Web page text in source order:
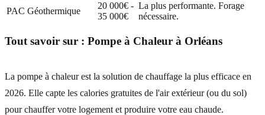
PAC Géothermique
20 000€ -
35 000€
La plus performante. Forage
nécessaire.
Tout savoir sur : Pompe à Chaleur à Orléans
La pompe à chaleur est la solution de chauffage la plus efficace en
2026. Elle capte les calories gratuites de l'air extérieur (ou du sol)
pour chauffer votre logement et produire votre eau chaude.